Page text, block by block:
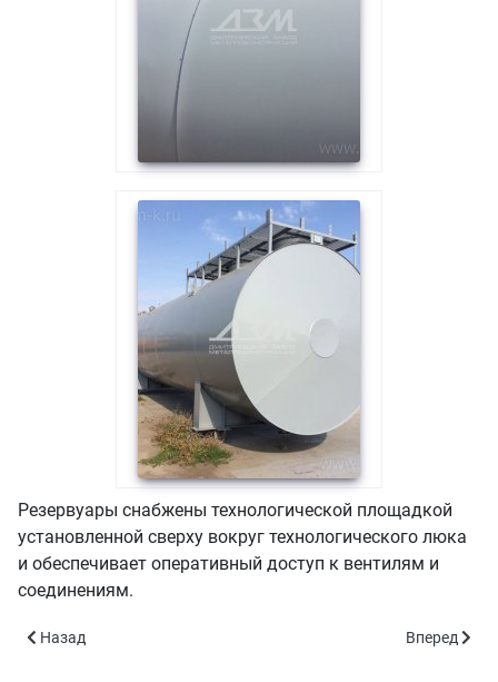
Резервуары снабжены технологической площадкой
установленной сверху вокруг технологического люка
и обеспечивает оперативный доступ к вентилям и
соединениям.
Предыдущий: Нефтедобывающие и топливные компании
Назад Следующий:
Вперед